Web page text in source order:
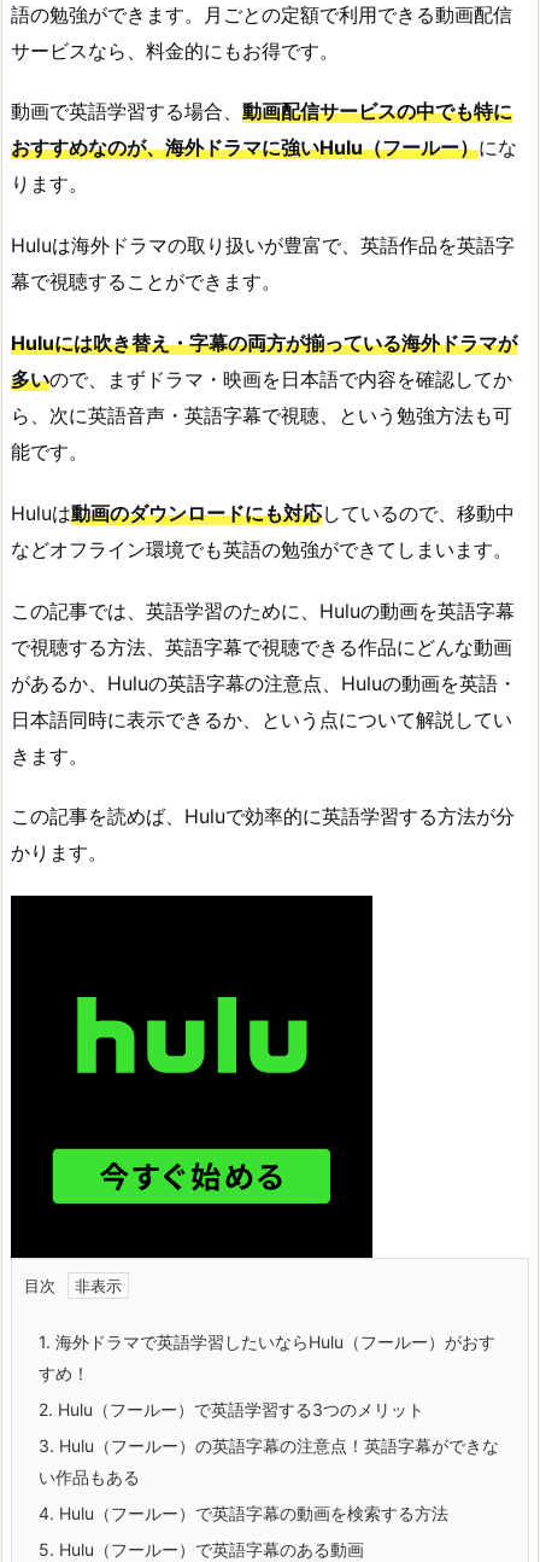
語の勉強ができます。月ごとの定額で利用できる動画配信
サービスなら、料金的にもお得です。
動画で英語学習する場合、 動画配信サービスの中でも特に
おすすめなのが、海外ドラマに強いHulu（フールー）にな
ります。
Huluは海外ドラマの取り扱いが豊富で、英語作品を英語字
幕で視聴することができます。
Huluには吹き替え・字幕の両方が揃っている海外ドラマが
多いので、まずドラマ・映画を日本語で内容を確認してか
ら、次に英語音声・英語字幕で視聴、という勉強方法も可
能です。
Huluは動画のダウンロードにも対応しているので、移動中
などオフライン環境でも英語の勉強ができてしまいます。
この記事では、英語学習のために、Huluの動画を英語字幕
で視聴する方法、英語字幕で視聴できる作品にどんな動画
があるか、Huluの英語字幕の注意点、Huluの動画を英語・
日本語同時に表示できるか、という点について解説してい
きます。
この記事を読めば、Huluで効率的に英語学習する方法が分
かります。
目次
1. 海外ドラマで英語学習したいならHulu（フールー）がおす
すめ！
2. Hulu（フールー）で英語学習する3つのメリット
3. Hulu（フールー）の英語字幕の注意点！英語字幕ができな
い作品もある
4. Hulu（フールー）で英語字幕の動画を検索する方法
5. Hulu（フールー）で英語字幕のある動画